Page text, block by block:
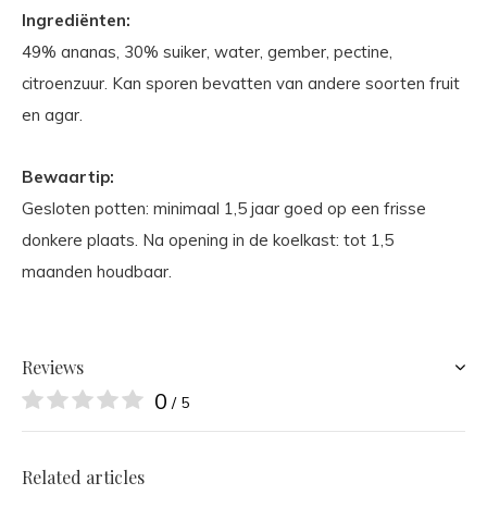
Ingrediënten:
49% ananas, 30% suiker, water, gember, pectine,
citroenzuur. Kan sporen bevatten van andere soorten fruit
en agar.
Bewaartip:
Gesloten potten: minimaal 1,5 jaar goed op een frisse
donkere plaats. Na opening in de koelkast: tot 1,5
maanden houdbaar.
Reviews
0 / 5
Related articles